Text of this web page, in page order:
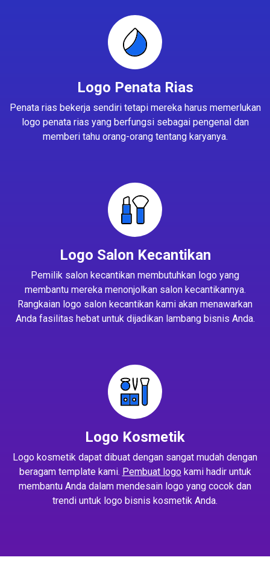
Logo Penata Rias
Penata rias bekerja sendiri tetapi mereka harus memerlukan
logo penata rias yang berfungsi sebagai pengenal dan
memberi tahu orang-orang tentang karyanya.
Logo Salon Kecantikan
Pemilik salon kecantikan membutuhkan logo yang
membantu mereka menonjolkan salon kecantikannya.
Rangkaian logo salon kecantikan kami akan menawarkan
Anda fasilitas hebat untuk dijadikan lambang bisnis Anda.
Logo Kosmetik
Logo kosmetik dapat dibuat dengan sangat mudah dengan
beragam template kami. Pembuat logokami hadir untuk
membantu Anda dalam mendesain logo yang cocok dan
trendi untuk logo bisnis kosmetik Anda.